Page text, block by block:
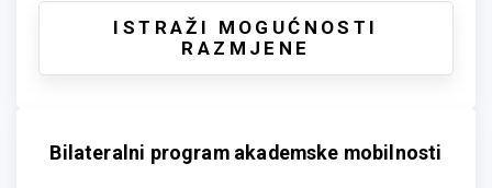
ISTRAŽI MOGUĆNOSTI
RAZMJENE
Bilateralni program akademske mobilnosti